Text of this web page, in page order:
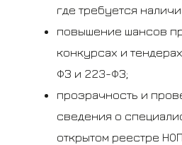
где требуется
повышение шансов
конкурсах и
ФЗ и 223-ФЗ;
прозрачность и
сведения о
открытом реестре